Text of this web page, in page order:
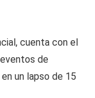
cuenta con el
de
un lapso de 15